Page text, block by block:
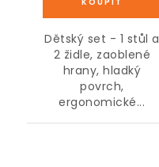
Dětský set - 1 stůl a
2 židle, zaoblené
hrany, hladký
povrch,
ergonomické...